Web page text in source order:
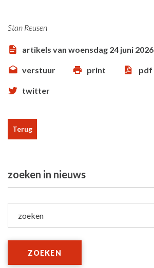
Stan Reusen
artikels van woensdag 24 juni 2026
verstuur print pdf
twitter
Terug
zoeken in nieuws
zoeken
ZOEKEN